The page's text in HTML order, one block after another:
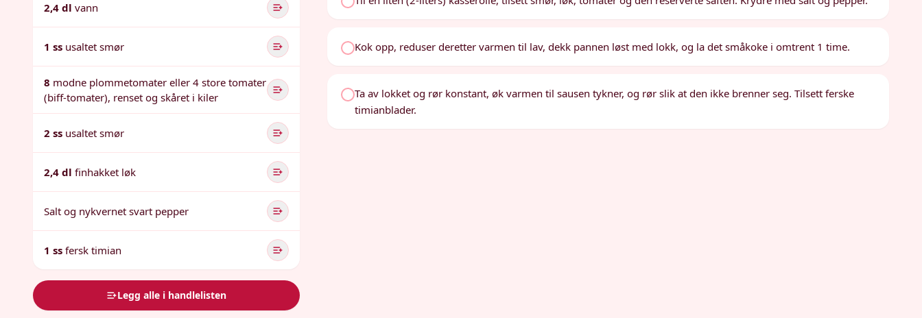
2,4 dl vann
1 ss usaltet smør
8 modne plommetomater eller 4 store tomater
(biff-tomater), renset og skåret i kiler
2 ss usaltet smør
2,4 dl finhakket løk
Salt og nykvernet svart pepper
1 ss fersk timian
Legg alle i handlelisten
Kok opp, reduser deretter varmen til lav, dekk pannen løst med lokk, og la det småkoke i omtrent 1 time.
Ta av lokket og rør konstant, øk varmen til sausen tykner, og rør slik at den ikke brenner seg. Tilsett ferske
timianblader.